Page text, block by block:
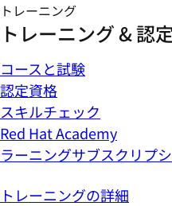
トレーニング
トレーニング & 認
コースと試験
認定資格
スキルチェック
Red Hat Academy
ラーニングサブスクリプ
トレーニングの詳細